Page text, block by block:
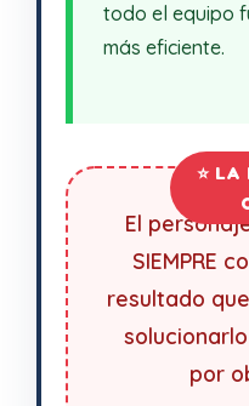
todo el equipo
más eficiente.
El
SIEMPRE
resultado
por